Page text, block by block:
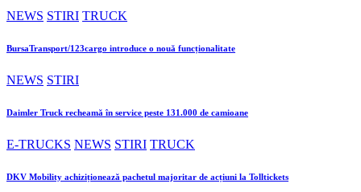
NEWS STIRI TRUCK
BursaTransport/123cargo introduce o nouă funcționalitate
NEWS STIRI
Daimler Truck recheamă în service peste 131.000 de camioane
E-TRUCKS NEWS STIRI TRUCK
DKV Mobility achiziționează pachetul majoritar de acțiuni la Tolltickets